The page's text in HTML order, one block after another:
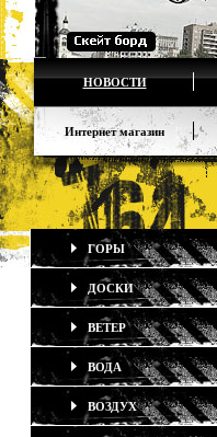
НОВОСТИ
Интернет магазин
ГОРЫ
ДОСКИ
ВЕТЕР
ВОДА
ВОЗДУХ